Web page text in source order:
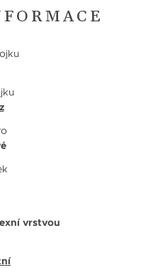
vrstvou